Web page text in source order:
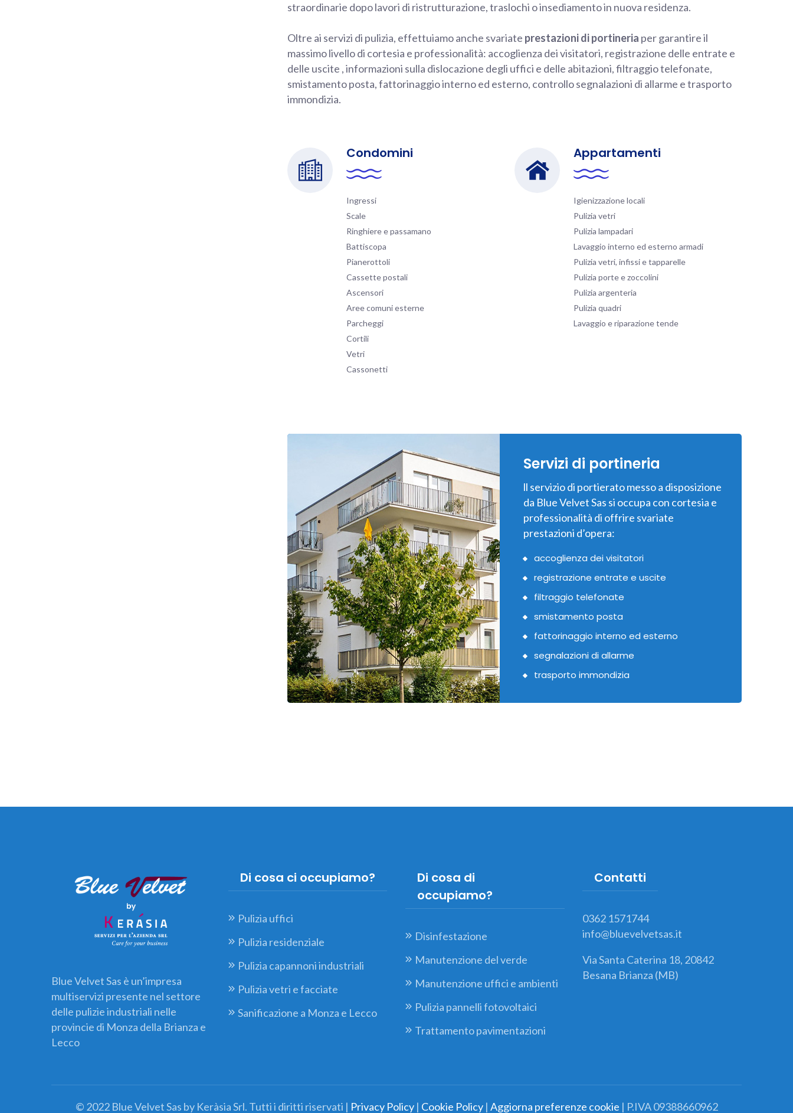
straordinarie dopo lavori di ristrutturazione, traslochi o insediamento in nuova residenza.
Oltre ai servizi di pulizia, effettuiamo anche svariate prestazioni di portineria per garantire il
massimo livello di cortesia e professionalità: accoglienza dei visitatori, registrazione delle entrate e
delle uscite , informazioni sulla dislocazione degli uffici e delle abitazioni, filtraggio telefonate,
smistamento posta, fattorinaggio interno ed esterno, controllo segnalazioni di allarme e trasporto
immondizia.
Condomini
Ingressi
Scale
Ringhiere e passamano
Battiscopa
Pianerottoli
Cassette postali
Ascensori
Aree comuni esterne
Parcheggi
Cortili
Vetri
Cassonetti
Appartamenti
Igienizzazione locali
Pulizia vetri
Pulizia lampadari
Lavaggio interno ed esterno armadi
Pulizia vetri, infissi e tapparelle
Pulizia porte e zoccolini
Pulizia argenteria
Pulizia quadri
Lavaggio e riparazione tende
Servizi di portineria
ll servizio di portierato messo a disposizione
da Blue Velvet Sas si occupa con cortesia e
professionalità di offrire svariate
prestazioni d’opera:
accoglienza dei visitatori
registrazione entrate e uscite
filtraggio telefonate
smistamento posta
fattorinaggio interno ed esterno
segnalazioni di allarme
trasporto immondizia
Blue Velvet Sas è un’impresa
multiservizi presente nel settore
delle pulizie industriali nelle
provincie di Monza della Brianza e
Lecco
Di cosa ci occupiamo?
Pulizia uffici
Pulizia residenziale
Pulizia capannoni industriali
Pulizia vetri e facciate
Sanificazione a Monza e Lecco
Di cosa di
occupiamo?
Disinfestazione
Manutenzione del verde
Manutenzione uffici e ambienti
Pulizia pannelli fotovoltaici
Trattamento pavimentazioni
Contatti
0362 1571744
info@bluevelvetsas.it
Via Santa Caterina 18, 20842
Besana Brianza (MB)
© 2022 Blue Velvet Sas by Keràsia Srl. Tutti i diritti riservati | Privacy Policy| Cookie Policy| Aggiorna preferenze cookie | P.IVA 09388660962